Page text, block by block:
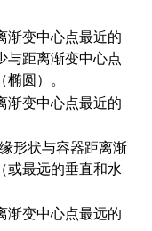
渐变中心点最近的
与距离渐变中心点
圆）。
渐变中心点最近的
形状与容器距离渐
或最远的垂直和水
渐变中心点最远的